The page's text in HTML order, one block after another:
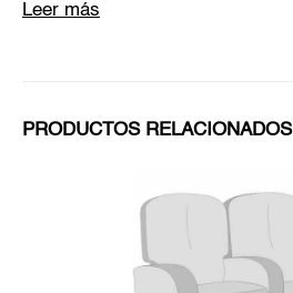
Leer más
PRODUCTOS RELACIONADOS